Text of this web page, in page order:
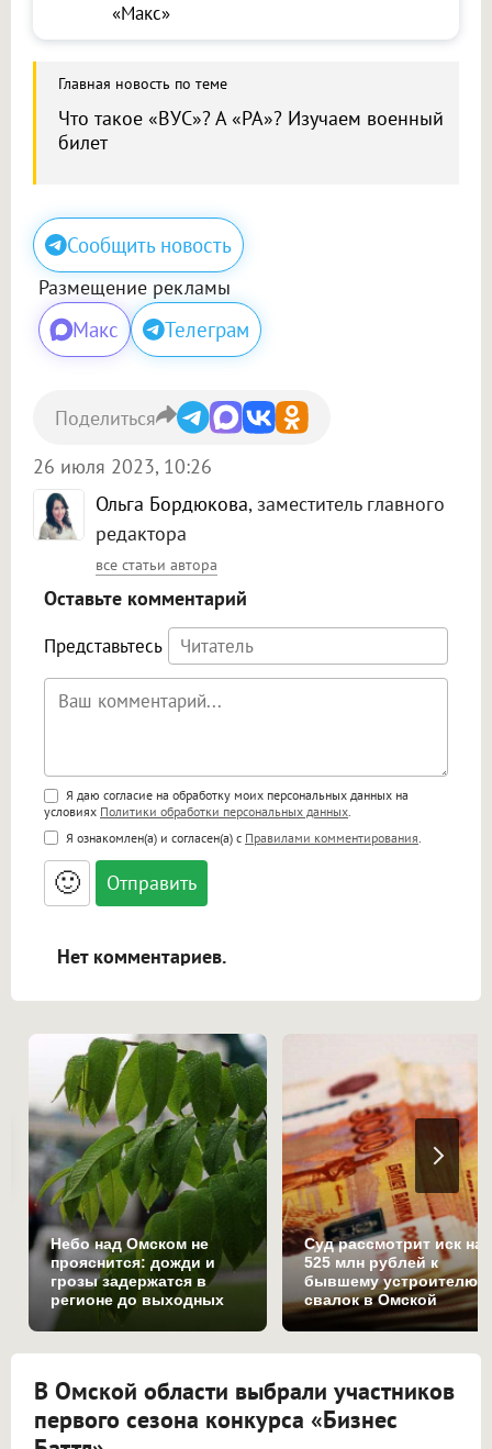
«Макс»
Главная новость по теме
Что такое «ВУС»? А «РА»? Изучаем военный
билет
Сообщить новость
Размещение рекламы
Макс Телеграм
Ольга Бордюкова, заместитель главного
редактора
все статьи автора
26 июля 2023, 10:26
Поделиться
Оставьте комментарий
Представьтесь
Поддержка HTML
<b>, <strong>, <u>, <i>, <em>, <s>, <big>,
<small>, <sup>, <sub>, <pre>, <ul>, <ol>, <li>,
<blockquote>, <code> экранирует HTML,
адреса URL автоматически становятся
ссылками, и [img]адрес[/img] будет
Я даю согласие на обработку моих персональных данных на
условиях Политики обработки персональных данных
Я ознакомлен(а) и согласен(а) с Правилами комментирования
🙂
Нет комментариев.
Небо над Омском не
прояснится: дожди и
грозы задержатся в
регионе до выходных
Суд рассмотрит иск на
525 млн рублей к
бывшему устроителю
свалок в Омской
области
В Омской области выбрали участников
первого сезона конкурса «Бизнес